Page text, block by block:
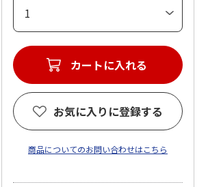
カートに入れる
お気に入りに登録する
商品についてのお問い合わせはこちら